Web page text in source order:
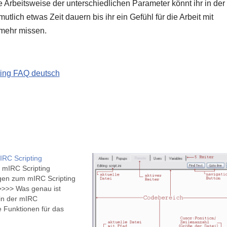
der unterschiedlichen Parameter könnt ihr in der
etwas Zeit dauern bis ihr ein Gefühl für die Arbeit mit
missen.
FAQ deutsch
Scripting
Scripting
zum mIRC Scripting
Was genau ist
der mIRC
Funktionen für das